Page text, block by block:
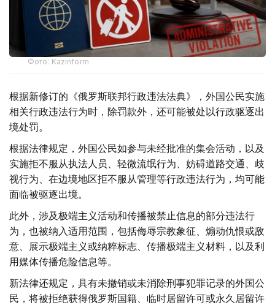
Фото: Kazinform
根据新修订的《俄罗斯联邦行政违法法典》，外国公民实施
相关行政违法行为时，除罚款外，还可能被处以行政驱逐出
境处罚。
根据法律规定，外国公民如参与未经批准的集会活动，以及
实施拒不服从执法人员、轻微流氓行为、妨碍道路交通、歧
视行为、在边境地区拒不服从管理等行政违法行为，均可能
面临被驱逐出境。
此外，涉及极端主义活动和传播被禁止信息的部分违法行
为，也被纳入适用范围，包括侮辱宗教象征、煽动仇恨或敌
意、展示极端主义或纳粹标志、传播极端主义材料，以及利
用媒体传播危险信息等。
新法律还规定，具有未撤销或未消除刑事犯罪记录的外国公
民，将被拒绝获得俄罗斯国籍、临时居留许可或永久居留许